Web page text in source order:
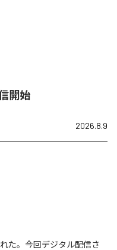
開始
2026.8.9
れた。今回デジタル配信さ